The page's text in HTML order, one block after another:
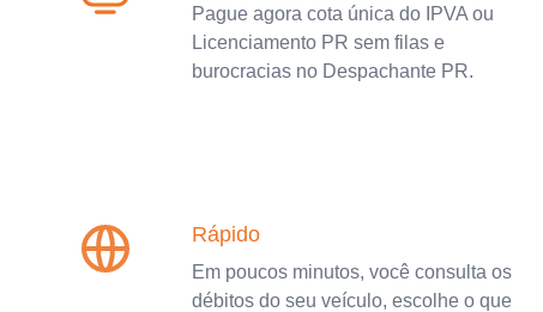
Pague agora cota única do IPVA ou
Licenciamento PR sem filas e
burocracias no Despachante PR.
Rápido
Em poucos minutos, você consulta os
débitos do seu veículo, escolhe o que